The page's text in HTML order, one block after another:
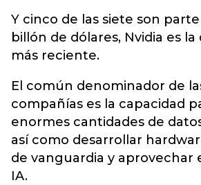
Y cinco de las siete son
billón de dólares, Nvidia es
más reciente.
El común denominador de
compañías es la capacidad
enormes cantidades de
así como desarrollar
de vanguardia y aprovechar
IA.